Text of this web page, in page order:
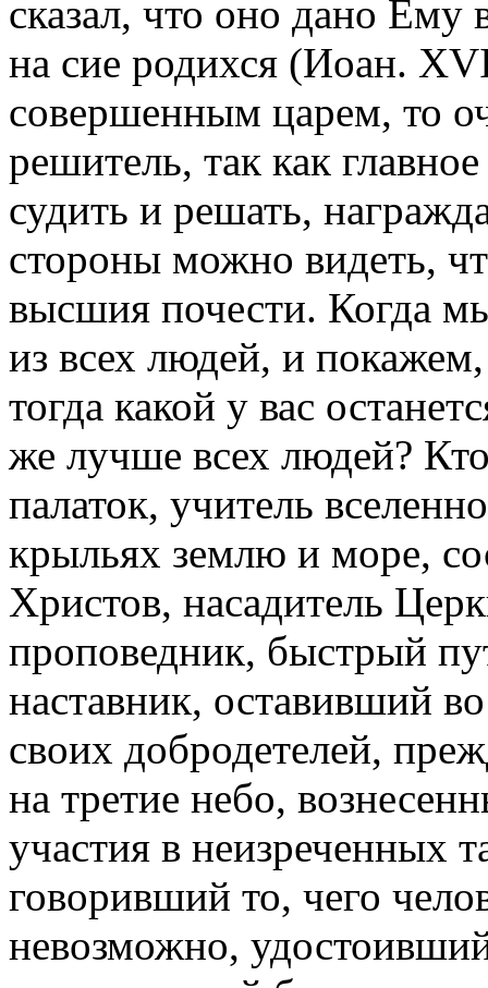
сказал, что оно дано Ему
на сие родихся (Иоан.
совершенным царем, то
решитель, так как
судить и решать,
стороны можно видеть,
высшия почести. Когда
из всех людей, и
тогда какой у вас
же лучше всех людей?
палаток, учитель
крыльях землю и море,
Христов, насадитель
проповедник, быстрый
наставник, оставивший
своих добродетелей,
на третие небо,
участия в
говоривший то, чего
невозможно,